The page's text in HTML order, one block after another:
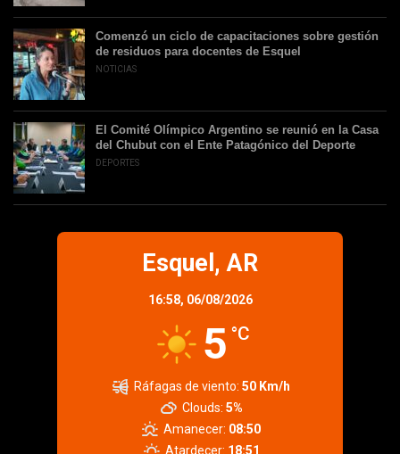
Comenzó un ciclo de capacitaciones sobre gestión
de residuos para docentes de Esquel
NOTICIAS
El Comité Olímpico Argentino se reunió en la Casa
del Chubut con el Ente Patagónico del Deporte
DEPORTES
Esquel, AR
16:58, 06/08/2026
5 °C
Ráfagas de viento: 50 Km/h
Clouds: 5%
Amanecer: 08:50
Atardecer: 18:51